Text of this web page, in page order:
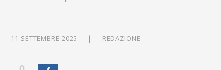
11 SETTEMBRE 2025 REDAZIONE